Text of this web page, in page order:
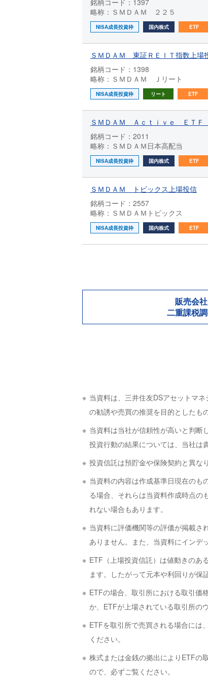
銘柄コード：1397
略称：ＳＭＤＡＭ ２２５
NISA成長投資枠 国内株式 ETF
ＳＭＤＡＭ 東証ＲＥＩＴ指数上場
銘柄コード：1398
略称：ＳＭＤＡＭ Ｊリート
NISA成長投資枠 リート ETF
ＳＭＤＡＭ Ａｃｔｉｖｅ ＥＴＦ
銘柄コード：2011
略称：ＳＭＤＡＭ日本高配当
NISA成長投資枠 国内株式 ETF
ＳＭＤＡＭ トピックス上場投信
銘柄コード：2557
略称：ＳＭＤＡＭトピックス
NISA成長投資枠 国内株式 ETF
販売会
二重課税
当資料は、三井住友DSアセットマ
の勧誘や売買の推奨を目的としたも
当資料は当社が信頼性が高いと判断
投資行動の結果については、当社は
投資信託は預貯金や保険契約と異な
当資料の内容は作成基準日現在のも
る場合、それらは当資料作成時点の
れない場合もあります。
当資料に評価機関等の評価が掲載さ
ありません。また、当資料にインデ
ETF（上場投資信託）は値動きのあ
ます。したがって元本や利回りが保
ETFの場合、取引所における取引価
か、ETFが上場されている取引所の
ETFを取引所で売買される場合には
ください。
株式または金銭の拠出によりETFの
ので、必ずご覧ください。